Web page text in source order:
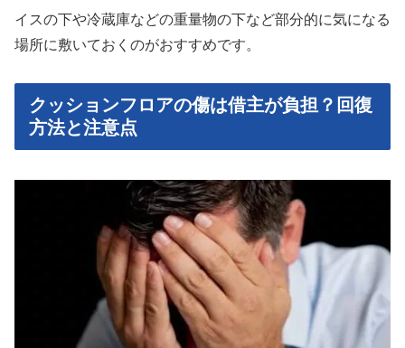
イスの下や冷蔵庫などの重量物の下など部分的に気になる
場所に敷いておくのがおすすめです。
クッションフロアの傷は借主が負担？回復
方法と注意点